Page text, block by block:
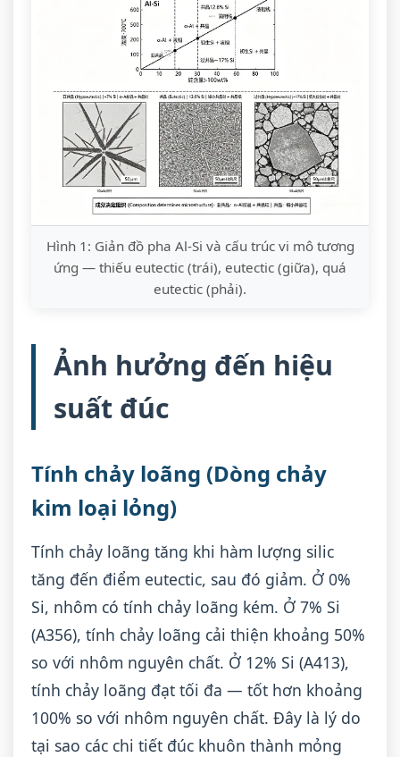
Hình 1: Giản đồ pha Al-Si và cấu trúc vi mô tương
ứng — thiếu eutectic (trái), eutectic (giữa), quá
eutectic (phải).
Ảnh hưởng đến hiệu
suất đúc
Tính chảy loãng (Dòng chảy
kim loại lỏng)
Tính chảy loãng tăng khi hàm lượng silic
tăng đến điểm eutectic, sau đó giảm. Ở 0%
Si, nhôm có tính chảy loãng kém. Ở 7% Si
(A356), tính chảy loãng cải thiện khoảng 50%
so với nhôm nguyên chất. Ở 12% Si (A413),
tính chảy loãng đạt tối đa — tốt hơn khoảng
100% so với nhôm nguyên chất. Đây là lý do
tại sao các chi tiết đúc khuôn thành mỏng